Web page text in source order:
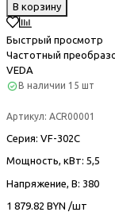
В корзину
Быстрый просмотр
Частотный
VEDA
В наличии 15 шт
Артикул: ACR00001
Серия: VF-302С
Мощность, кВт: 5,5
Напряжение, В: 380
1 879.82 BYN /шт